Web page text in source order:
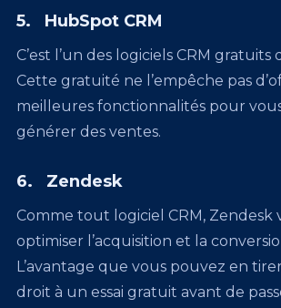
5. HubSpot CRM
C’est l’un des logiciels CRM gratuits
Cette gratuité ne l’empêche pas
meilleures fonctionnalités pour
générer des ventes.
6. Zendesk
Comme tout logiciel CRM, Zendesk
optimiser l’acquisition et la
L’avantage que vous pouvez en
droit à un essai gratuit avant de